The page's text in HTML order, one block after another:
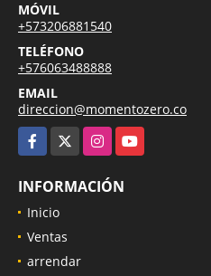
MÓVIL
+573206881540
TELÉFONO
+576063488888
EMAIL
direccion@momentozero.co
Facebook
InstagramYouTube
INFORMACIÓN
Inicio
Ventas
arrendar